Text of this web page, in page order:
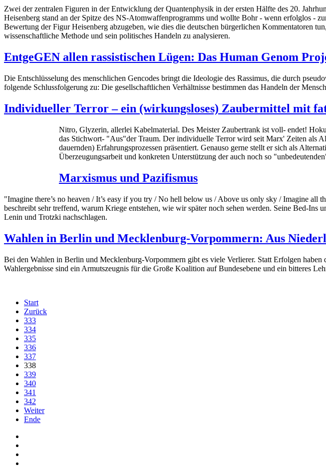
Zwei der zentralen Figuren in der Entwicklung der Quantenphysik in der ersten Hälfte des 20.
Heisenberg stand an der Spitze des NS-Atomwaffenprogramms und wollte Bohr - wenn erfolglos -
Bewertung der Figur Heisenberg abzugeben, wie dies die deutschen bürgerlichen Kommentatoren
wissenschaftliche Methode und sein politisches Handeln zu analysieren.
EntgeGEN allen rassistischen Lügen: Das Human Genom
Die Entschlüsselung des menschlichen Gencodes bringt die Ideologie des Rassimus, die durch
folgende Schlussfolgerung zu: Die gesellschaftlichen Verhältnisse bestimmen das Handeln der
Individueller Terror – ein (wirkungsloses) Zaubermittel mit
Nitro, Glyzerin, allerlei Kabelmaterial. Des Meister Zaubertrank ist voll- endet!
das Stichwort- "Aus"der Traum. Der individuelle Terror wird seit Marx' Zeiten als
dauernden) Erfahrungsprozessen präsentiert. Genauso gerne stellt er sich als
Überzeugungsarbeit und konkreten Unterstützung der auch noch so
Marxismus und Pazifismus
"Imagine there’s no heaven / It’s easy if you try / No hell below us / Above us only sky / Imagine
beschreibt sehr treffend, warum Kriege entstehen, wie wir später noch sehen werden. Seine Bed-
Lenin und Trotzki nachschlagen.
Wahlen in Berlin und Mecklenburg-Vorpommern: Aus
Bei den Wahlen in Berlin und Mecklenburg-Vorpommern gibt es viele Verlierer. Statt Erfolgen
Wahlergebnisse sind ein Armutszeugnis für die Große Koalition auf Bundesebene und ein bitteres
Start
Zurück
333
334
335
336
337
338
339
340
341
342
Weiter
Ende